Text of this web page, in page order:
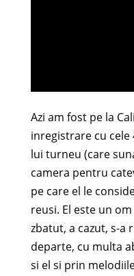
Azi am fost pe la
inregistrare cu
lui turneu (care
camera pentru
pe care el le
reusi. El este un
zbatut, a cazut, s-a
departe, cu multa
si el si prin